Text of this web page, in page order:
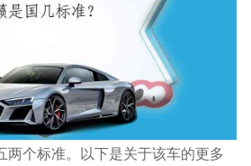
两个标准。以下是关于该车的更多